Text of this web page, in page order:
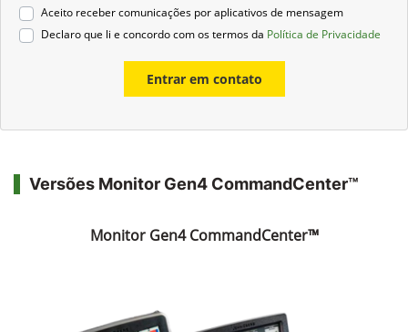
Aceito receber comunicações por aplicativos de mensagem
Declaro que li e concordo com os termos da Política de Privacidade
Entrar em contato
Versões Monitor Gen4 CommandCenter™
Monitor Gen4 CommandCenter™